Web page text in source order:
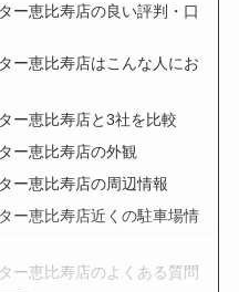
ー恵比寿店の良い評判・口
ー恵比寿店はこんな人にお
ー恵比寿店と3社を比較
ー恵比寿店の外観
ー恵比寿店の周辺情報
ー恵比寿店近くの駐車場情
ー恵比寿店のよくある質問